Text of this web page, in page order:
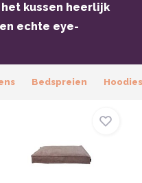
kussen heerlijk
echte eye-
Bedspreien